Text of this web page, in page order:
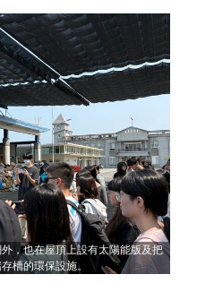
，也在屋頂上設有太陽能版及把
槽的環保設施。